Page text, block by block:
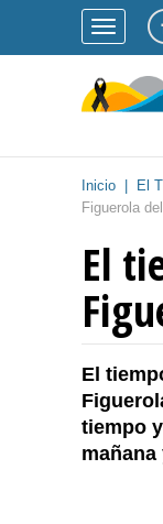
Inicio El
Figuerola
El
El
tiempo